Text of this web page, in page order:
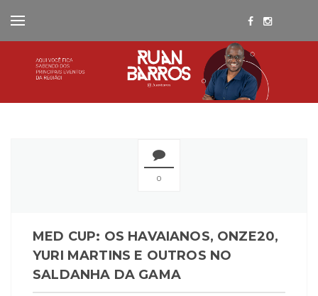
0
MED CUP: OS HAVAIANOS, ONZE20,
YURI MARTINS E OUTROS NO
SALDANHA DA GAMA